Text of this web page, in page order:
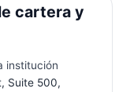
cartera y
institución
Suite 500,